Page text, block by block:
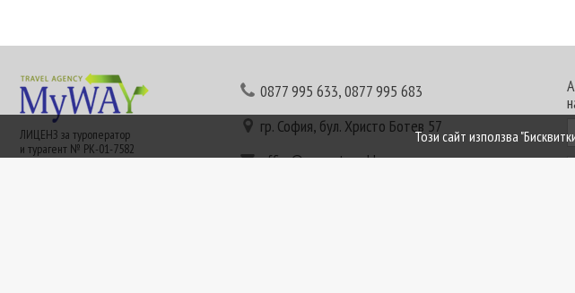
ЛИЦЕНЗ за туроператор
и турагент № РК-01-7582
0877 995 633,0877 995 683
гр. София, бул. Христо Ботев 57
office@mywaytravel.bg
Този сайт използва